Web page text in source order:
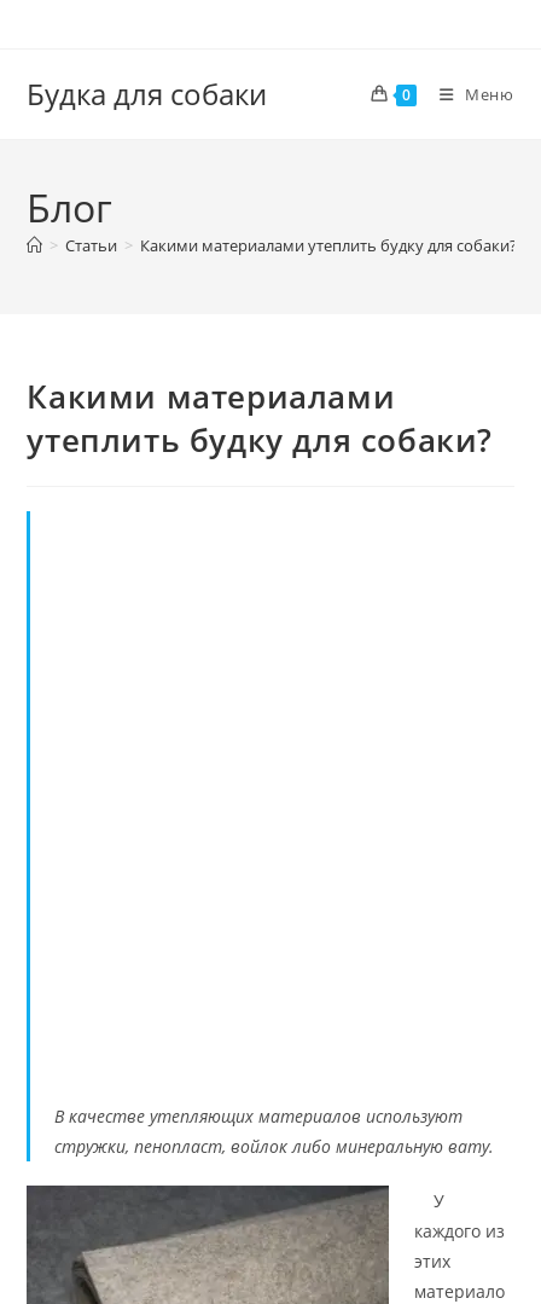
Будка для собаки 0 Меню
Блог
> Статьи > Какими материалами утеплить будку для собаки?
Какими материалами
утеплить будку для собаки?
В качестве утепляющих материалов используют
стружки, пенопласт, войлок либо минеральную вату.
У
каждого из
этих
материало